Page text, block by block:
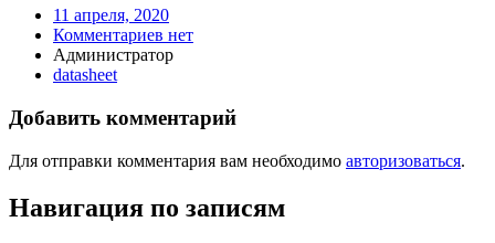
11 апреля, 2020
Комментариев нет
Администратор
datasheet
Добавить комментарий
Для отправки комментария вам необходимо авторизоваться.
Навигация по записям